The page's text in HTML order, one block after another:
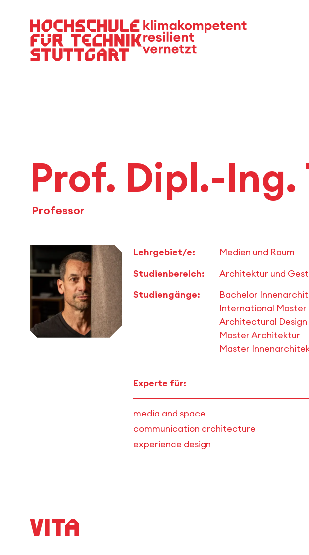
Hauptnavigation
Prof. Dipl.-
Professor
Lehrgebiet/e:
Medien und Raum
Studienbereich:
Architektur und
Studiengänge:
Bachelor
International
Architectural Design
Master Architektur
Master
Experte für:
media and space
communication architecture
experience design
Vita